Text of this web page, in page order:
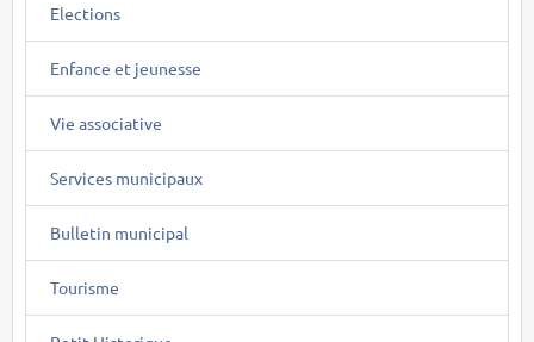
Elections
Enfance et jeunesse
Vie associative
Services municipaux
Bulletin municipal
Tourisme